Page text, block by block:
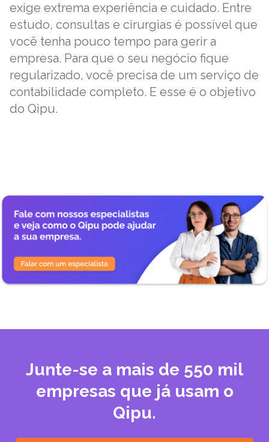
exige extrema experiência e cuidado. Entre
estudo, consultas e cirurgias é possível que
você tenha pouco tempo para gerir a
empresa. Para que o seu negócio fique
regularizado, você precisa de um serviço de
contabilidade completo. E esse é o objetivo
do Qipu.
Junte-se a mais de 550 mil
empresas que já usam o
Qipu.